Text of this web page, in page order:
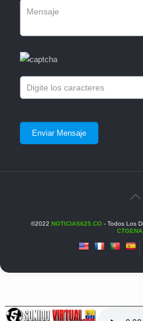
©2022 NOTICIAS625.CO- Todos Los